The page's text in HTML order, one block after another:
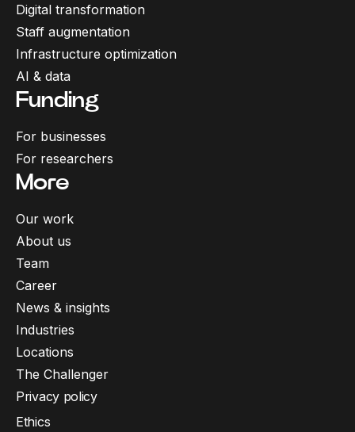
Digital transformation
Staff augmentation
Infrastructure optimization
AI & data
Funding
For businesses
For researchers
More
Our work
About us
Team
Career
News & insights
Industries
Locations
The Challenger
Privacy policy
Ethics